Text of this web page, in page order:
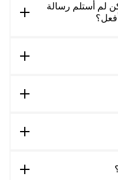
لم أستلم رسالة